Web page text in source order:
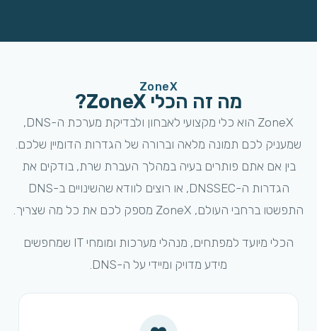
ZoneX
מה זה הכלי ZoneX?
ZoneX הוא כלי מקצועי לאבחון ולבדיקת מערכת ה-DNS,
שמעניק לכם תמונה מלאה וברורה של הגדרות הדומיין שלכם.
בין אם אתם פותרים בעיה במהלך העברת שרת, בודקים את
הגדרות ה-DNSSEC, או רוצים לוודא שהשינויים ב-DNS
התפשטו ברחבי העולם, ZoneX מספק לכם את כל מה שצריך.
הכלי מיועד למפתחים, מנהלי מערכות ומומחי IT שמחפשים
מידע מדויק ומיידי על ה-DNS.